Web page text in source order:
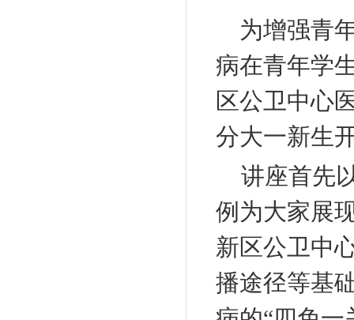
为增强青
病在青年学
区公卫中心
分大一新生
讲座首先
例为大家展
新区公卫中
播途径等基